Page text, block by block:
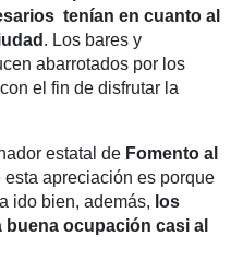
tenían en cuanto al
. Los bares y
abarrotados por los
el fin de disfrutar la
estatal de Fomento al
esta apreciación es porque
ido bien, además, los
ocupación casi al